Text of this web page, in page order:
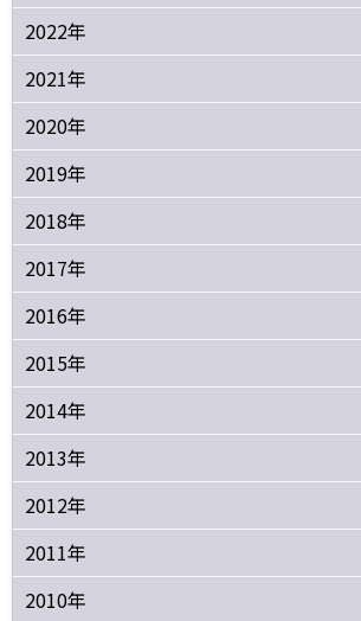
2022年
2021年
2020年
2019年
2018年
2017年
2016年
2015年
2014年
2013年
2012年
2011年
2010年